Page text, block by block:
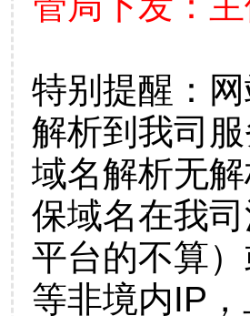
特别提醒：
解析到我司
域名解析无
保域名在我
平台的不算
等非境内IP